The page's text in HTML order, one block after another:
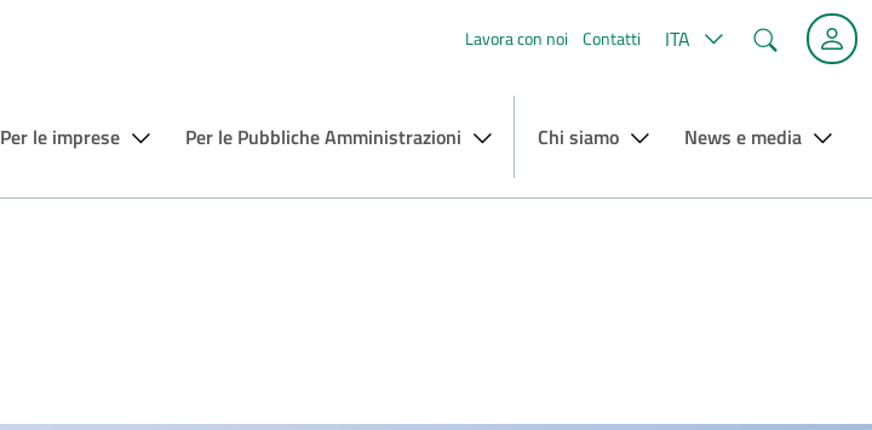
Lavora con noi Contatti ITA Cerca
Per le imprese Per le Pubbliche Amministrazioni Chi siamo News e media